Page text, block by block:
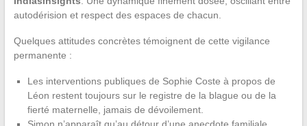
autodérision et respect des espaces de chacun.
Quelques attitudes concrètes témoignent de cette vigilance
permanente :
Les interventions publiques de Sophie Coste à propos de
Léon restent toujours sur le registre de la blague ou de la
fierté maternelle, jamais de dévoilement.